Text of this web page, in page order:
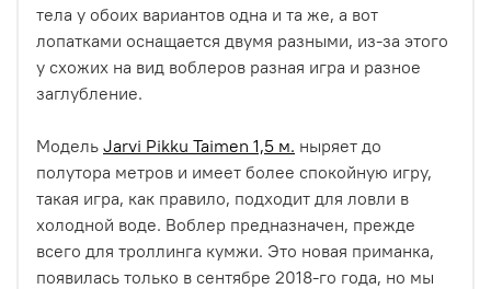
тела у обоих вариантов одна и та же, а вот
лопатками оснащается двумя разными, из-за этого
у схожих на вид воблеров разная игра и разное
заглубление.
Модель Jarvi Pikku Taimen 1,5 м. ныряет до
полутора метров и имеет более спокойную игру,
такая игра, как правило, подходит для ловли в
холодной воде. Воблер предназначен, прежде
всего для троллинга кумжи. Это новая приманка,
появилась только в сентябре 2018-го года, но мы